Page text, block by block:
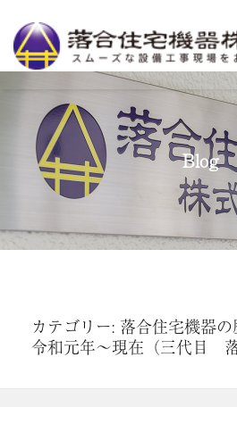
Blog
カテゴリー: 落合住宅機器
令和元年～現在（三代目 落